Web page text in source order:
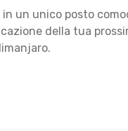
un unico posto
della tua